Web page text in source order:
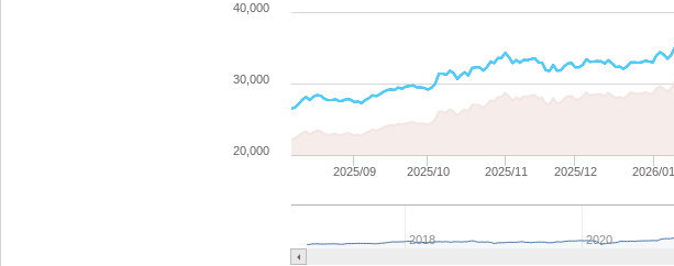
2025/09 2025/10 2025/11 2025/12 2026/01
2018 2020
20,000
30,000
40,000